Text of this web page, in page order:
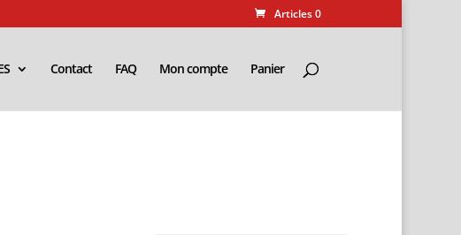
Articles 0
Contact FAQ Mon compte Panier